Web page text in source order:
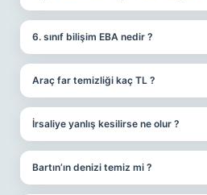
6. sınıf bilişim EBA nedir ?
Araç far temizliği kaç TL ?
İrsaliye yanlış kesilirse ne olur ?
Bartın’ın denizi temiz mi ?